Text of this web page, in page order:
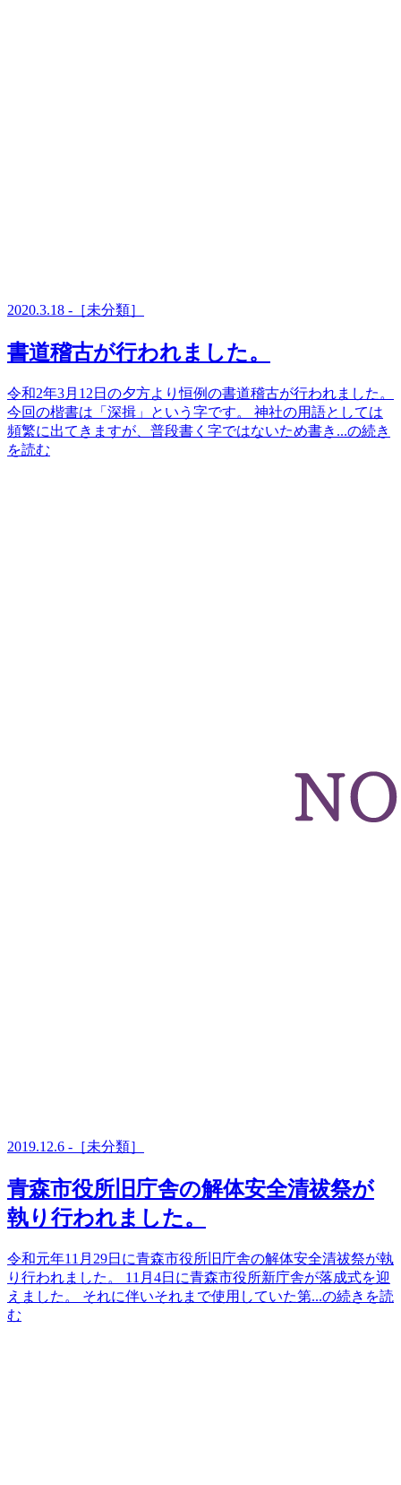
2020.3.18 -［未分類］
書道稽古が行われました。
令和2年3月12日の夕方より恒例の書道稽古が行われました。
今回の楷書は「深揖」という字です。 神社の用語としては
頻繁に出てきますが、普段書く字ではないため書き...の続き
を読む
2019.12.6 -［未分類］
青森市役所旧庁舎の解体安全清祓祭が
執り行われました。
令和元年11月29日に青森市役所旧庁舎の解体安全清祓祭が執
り行われました。 11月4日に青森市役所新庁舎が落成式を迎
えました。 それに伴いそれまで使用していた第...の続きを読
む